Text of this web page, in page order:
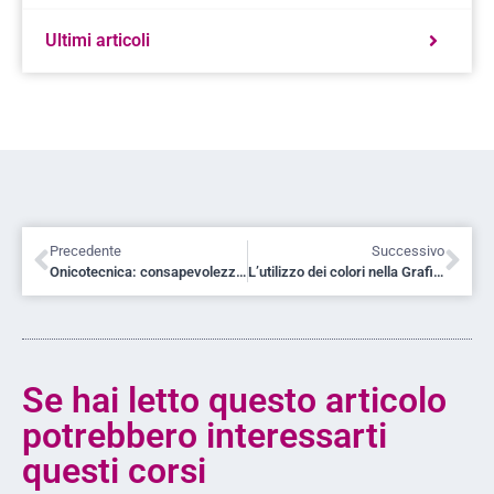
Ultimi articoli
Precedente
Onicotecnica: consapevolezza e competenza
Successivo
L’utilizzo dei colori nella Grafica Pubblicitaria
Se hai letto questo articolo
potrebbero interessarti
questi corsi